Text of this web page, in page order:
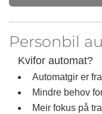
Personbil
Kvifor automat?
Automatgir er
Mindre behov
Meir fokus på